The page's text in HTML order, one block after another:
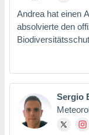
Andrea hat einen
absolvierte den
Sergio